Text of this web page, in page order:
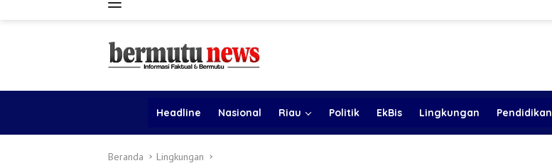
Headline Nasional Riau Politik EkBis Lingkungan Pendidikan
Beranda Lingkungan